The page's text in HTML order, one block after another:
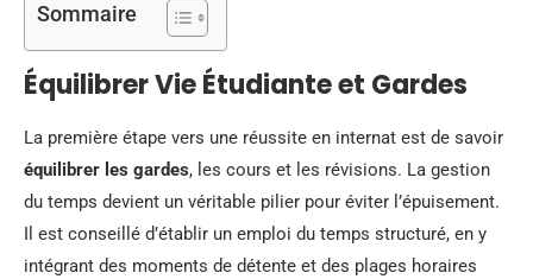
Sommaire
Équilibrer Vie Étudiante et Gardes
La première étape vers une réussite en internat est de savoir
équilibrer les gardes, les cours et les révisions. La gestion
du temps devient un véritable pilier pour éviter l’épuisement.
Il est conseillé d’établir un emploi du temps structuré, en y
intégrant des moments de détente et des plages horaires